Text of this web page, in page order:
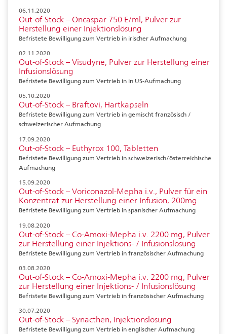
06.11.2020
Out-of-Stock – Oncaspar 750 E/ml, Pulver zur
Herstellung einer Injektionslösung
Befristete Bewilligung zum Vertrieb in irischer Aufmachung
02.11.2020
Out-of-Stock – Visudyne, Pulver zur Herstellung einer
Infusionslösung
Befristete Bewilligung zum Vertrieb in in US-Aufmachung
05.10.2020
Out-of-Stock – Braftovi, Hartkapseln
Befristete Bewilligung zum Vertrieb in gemischt französisch /
schweizerischer Aufmachung
17.09.2020
Out-of-Stock – Euthyrox 100, Tabletten
Befristete Bewilligung zum Vertrieb in schweizerisch/österreichische
Aufmachung
15.09.2020
Out-of-Stock – Voriconazol-Mepha i.v., Pulver für ein
Konzentrat zur Herstellung einer Infusion, 200mg
Befristete Bewilligung zum Vertrieb in spanischer Aufmachung
19.08.2020
Out-of-Stock – Co-Amoxi-Mepha i.v. 2200 mg, Pulver
zur Herstellung einer Injektions- / Infusionslösung
Befristete Bewilligung zum Vertrieb in französischer Aufmachung
03.08.2020
Out-of-Stock – Co-Amoxi-Mepha i.v. 2200 mg, Pulver
zur Herstellung einer Injektions- / Infusionslösung
Befristete Bewilligung zum Vertrieb in französischer Aufmachung
30.07.2020
Out-of-Stock – Synacthen, Injektionslösung
Befristete Bewilligung zum Vertrieb in englischer Aufmachung